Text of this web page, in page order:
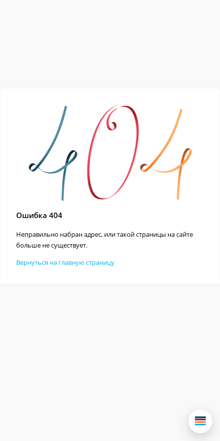
Ошибка 404
Неправильно набран адрес, или такой страницы на сайте
больше не существует.
Вернуться на главную страницу